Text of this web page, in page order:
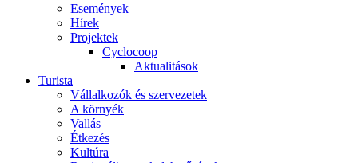
Események
Hírek
Projektek
Cyclocoop
Aktualitások
Turista
Vállalkozók és szervezetek
A környék
Vallás
Étkezés
Kultúra